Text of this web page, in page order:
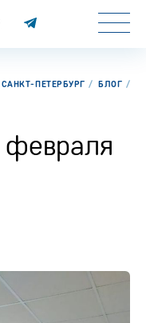
ПЕТЕРБУРГ БЛОГ
февраля